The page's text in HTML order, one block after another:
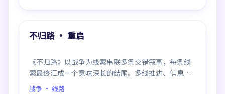
精选
不归路 · 重启
《不归路》以战争为线索串联多条交错叙事，每条线
索最终汇成一个意味深长的结尾。多线推进、信息密
度大，二刷时仍有新发现。
战争 · 线路